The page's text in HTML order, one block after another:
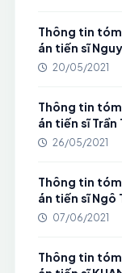
Thông tin
án tiến sĩ
20/05/2021
Thông tin
án tiến sĩ Trần
26/05/2021
Thông tin
án tiến sĩ Ngô
07/06/2021
Thông tin